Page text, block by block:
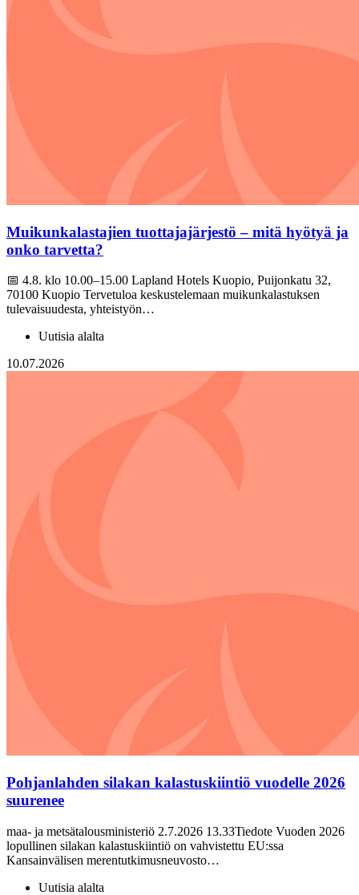
Muikunkalastajien tuottajajärjestö – mitä hyötyä ja
onko tarvetta?
📅 4.8. klo 10.00–15.00 Lapland Hotels Kuopio, Puijonkatu 32,
70100 Kuopio Tervetuloa keskustelemaan muikunkalastuksen
tulevaisuudesta, yhteistyön…
Uutisia alalta
10.07.2026
Pohjanlahden silakan kalastuskiintiö vuodelle 2026
suurenee
maa- ja metsätalousministeriö 2.7.2026 13.33Tiedote Vuoden 2026
lopullinen silakan kalastuskiintiö on vahvistettu EU:ssa
Kansainvälisen merentutkimusneuvosto…
Uutisia alalta